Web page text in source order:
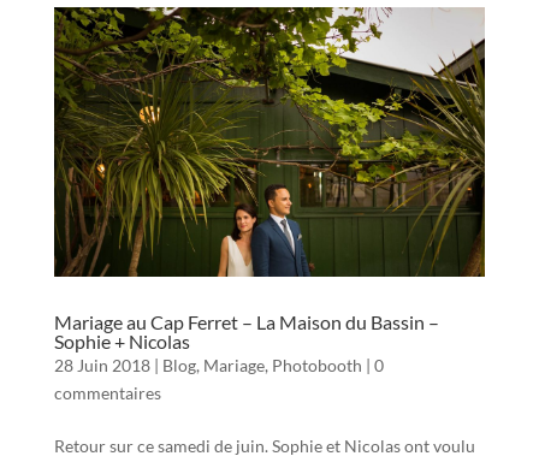
Mariage au Cap Ferret – La Maison du Bassin –
Sophie + Nicolas
28 Juin 2018| Blog, Mariage, Photobooth | 0
commentaires
Retour sur ce samedi de juin. Sophie et Nicolas ont voulu